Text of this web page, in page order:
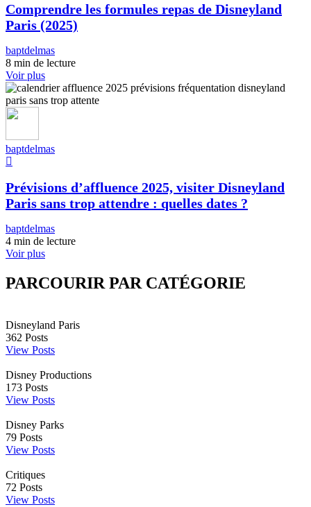
Comprendre les formules repas de Disneyland
Paris (2025)
baptdelmas
8 min de lecture
Voir plus
baptdelmas
Prévisions d’affluence 2025, visiter Disneyland
Paris sans trop attendre : quelles dates ?
baptdelmas
4 min de lecture
Voir plus
PARCOURIR PAR CATÉGORIE
Disneyland Paris
362 Posts
View Posts
Disney Productions
173 Posts
View Posts
Disney Parks
79 Posts
View Posts
Critiques
72 Posts
View Posts